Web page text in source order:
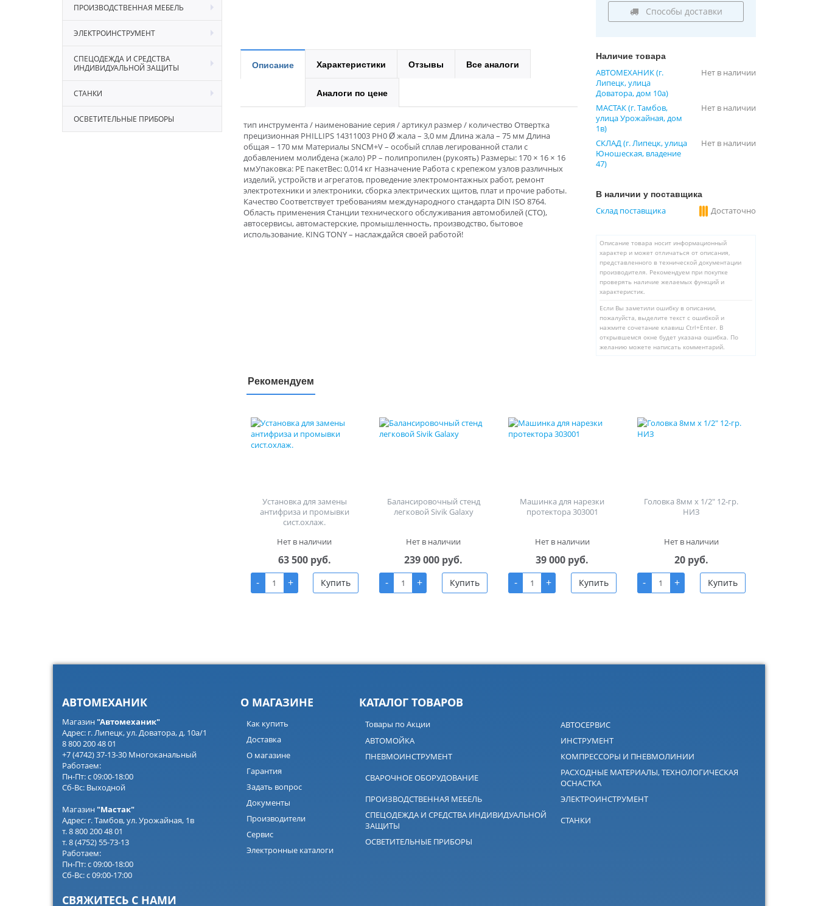
ПРОИЗВОДСТВЕННАЯ МЕБЕЛЬ
ЭЛЕКТРОИНСТРУМЕНТ
СПЕЦОДЕЖДА И СРЕДСТВА
ИНДИВИДУАЛЬНОЙ ЗАЩИТЫ
СТАНКИ
ОСВЕТИТЕЛЬНЫЕ ПРИБОРЫ
Способы доставки
Описание Характеристики Отзывы Все аналоги
Аналоги по цене
тип инструмента / наименование серия / артикул размер / количество Отвертка
прецизионная PHILLIPS 14311003 PH0 Ø жала – 3,0 мм Длина жала – 75 мм Длина
общая – 170 мм Материалы SNCM+V – особый сплав легированной стали с
добавлением молибдена (жало) PP – полипропилен (рукоять) Размеры: 170 × 16 × 16
ммУпаковка: PE пакетВес: 0,014 кг Назначение Работа с крепежом узлов различных
изделий, устройств и агрегатов, проведение электромонтажных работ, ремонт
электротехники и электроники, сборка электрических щитов, плат и прочие работы.
Качество Соответствует требованиям международного стандарта DIN ISO 8764.
Область применения Станции технического обслуживания автомобилей (СТО),
автосервисы, автомастерские, промышленность, производство, бытовое
использование. KING TONY – наслаждайся своей работой!
Наличие товара
АВТОМЕХАНИК (г.
Липецк, улица
Доватора, дом 10а)
Нет в наличии
МАСТАК (г. Тамбов,
улица Урожайная, дом
1в)
Нет в наличии
СКЛАД (г. Липецк, улица
Юношеская, владение
47)
Нет в наличии
В наличии у поставщика
Склад поставщика Достаточно
Описание товара носит информационный
характер и может отличаться от описания,
представленного в технической документации
производителя. Рекомендуем при покупке
проверять наличие желаемых функций и
характеристик.
Если Вы заметили ошибку в описании,
пожалуйста, выделите текст с ошибкой и
нажмите сочетание клавиш Ctrl+Enter. В
открывшемся окне будет указана ошибка. По
желанию можете написать комментарий.
Рекомендуем
Установка для замены
антифриза и промывки
сист.охлаж.
Нет в наличии
63 500 руб.
-
+ Купить
Балансировочный стенд
легковой Sivik Galaxy
Нет в наличии
239 000 руб.
-
+ Купить
Машинка для нарезки
протектора 303001
Нет в наличии
39 000 руб.
-
+ Купить
Головка 8мм х 1/2" 12-гр.
НИЗ
Нет в наличии
20 руб.
-
+ Купить
АВТОМЕХАНИК
Магазин"Автомеханик"
Адрес: г. Липецк, ул. Доватора, д. 10а/1
8 800 200 48 01
+7 (4742) 37-13-30 Многоканальный
Работаем:
Пн-Пт: с 09:00-18:00
Сб-Вс: Выходной
Магазин "Мастак"
Адрес: г. Тамбов, ул. Урожайная, 1в
т. 8 800 200 48 01
т. 8 (4752) 55-73-13
Работаем:
Пн-Пт: с 09:00-18:00
Сб-Вс: с 09:00-17:00
СВЯЖИТЕСЬ С НАМИ
О МАГАЗИНЕ
Как купить
Доставка
О магазине
Гарантия
Задать вопрос
Документы
Производители
Сервис
Электронные каталоги
КАТАЛОГ ТОВАРОВ
Товары по Акции
АВТОСЕРВИС
АВТОМОЙКА
ИНСТРУМЕНТ
ПНЕВМОИНСТРУМЕНТ
КОМПРЕССОРЫ И ПНЕВМОЛИНИИ
СВАРОЧНОЕ ОБОРУДОВАНИЕ
РАСХОДНЫЕ МАТЕРИАЛЫ, ТЕХНОЛОГИЧЕСКАЯ
ОСНАСТКА
ПРОИЗВОДСТВЕННАЯ МЕБЕЛЬ
ЭЛЕКТРОИНСТРУМЕНТ
СПЕЦОДЕЖДА И СРЕДСТВА ИНДИВИДУАЛЬНОЙ
ЗАЩИТЫ
СТАНКИ
ОСВЕТИТЕЛЬНЫЕ ПРИБОРЫ